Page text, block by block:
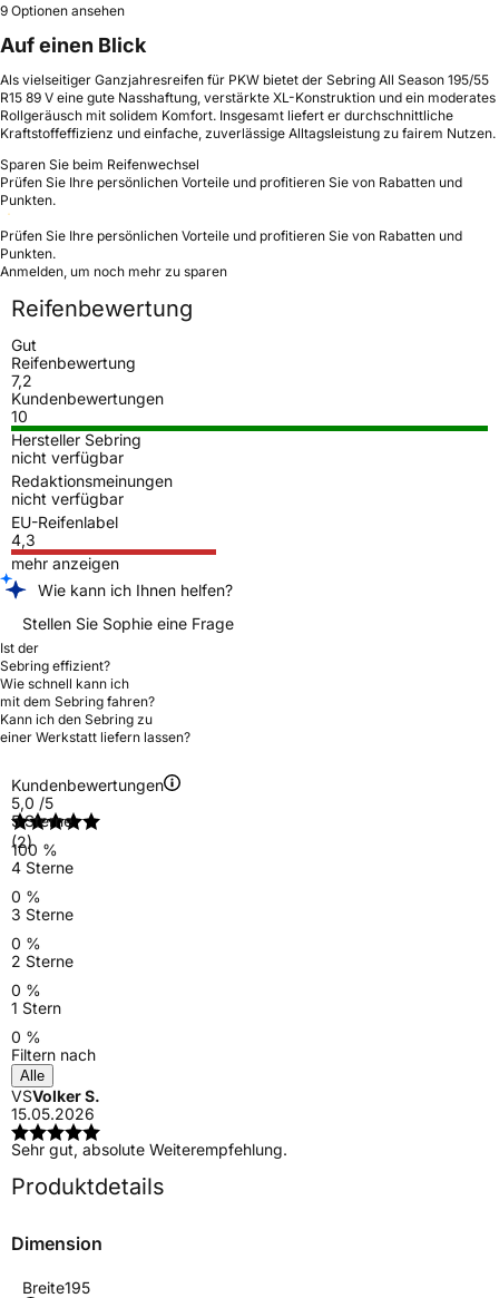
9 Optionen ansehen
Auf einen Blick
Als vielseitiger Ganzjahresreifen für PKW bietet der Sebring All Season 195/55
R15 89 V eine gute Nasshaftung, verstärkte XL-Konstruktion und ein moderates
Rollgeräusch mit solidem Komfort. Insgesamt liefert er durchschnittliche
Kraftstoffeffizienz und einfache, zuverlässige Alltagsleistung zu fairem Nutzen.
Sparen Sie beim Reifenwechsel
Prüfen Sie Ihre persönlichen Vorteile und profitieren Sie von Rabatten und
Punkten.
Prüfen Sie Ihre persönlichen Vorteile und profitieren Sie von Rabatten und
Punkten.
Anmelden, um noch mehr zu sparen
Reifenbewertung
Gut
Reifenbewertung
7,2
Kundenbewertungen
10
Hersteller Sebring
nicht verfügbar
Redaktionsmeinungen
nicht verfügbar
EU-Reifenlabel
4,3
mehr anzeigen
Wie kann ich Ihnen helfen?
Stellen Sie Sophie eine Frage
Ist der
Sebring effizient?
Wie schnell kann ich
mit dem Sebring fahren?
Kann ich den Sebring zu
einer Werkstatt liefern lassen?
Kundenbewertungen
5,0 /5
(2)
5 Sterne
100 %
4 Sterne
0 %
3 Sterne
0 %
2 Sterne
0 %
1 Stern
0 %
Filtern nach
Alle
VSVolker S.
15.05.2026
Sehr gut, absolute Weiterempfehlung.
Produktdetails
Dimension
Breite195